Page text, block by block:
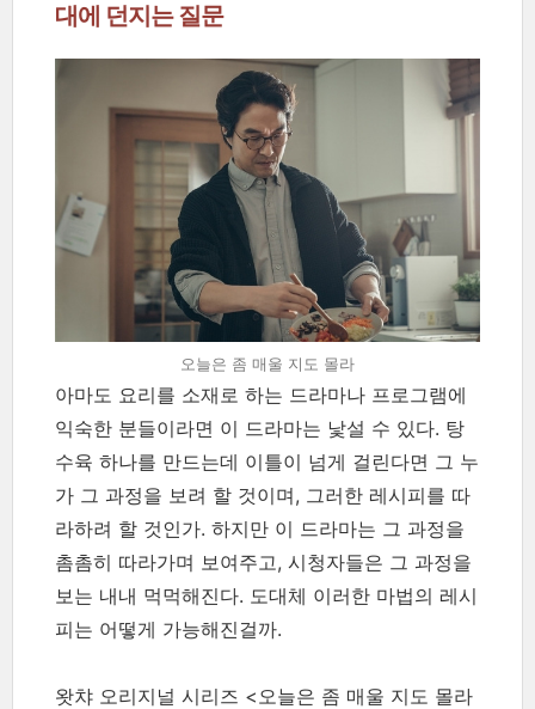
대에 던지는 질문
오늘은 좀 매울 지도 몰라
아마도 요리를 소재로 하는 드라마나 프로그램에
익숙한 분들이라면 이 드라마는 낯설 수 있다. 탕
수육 하나를 만드는데 이틀이 넘게 걸린다면 그 누
가 그 과정을 보려 할 것이며, 그러한 레시피를 따
라하려 할 것인가. 하지만 이 드라마는 그 과정을
촘촘히 따라가며 보여주고, 시청자들은 그 과정을
보는 내내 먹먹해진다. 도대체 이러한 마법의 레시
피는 어떻게 가능해진걸까.
왓챠 오리지널 시리즈 <오늘은 좀 매울 지도 몰라